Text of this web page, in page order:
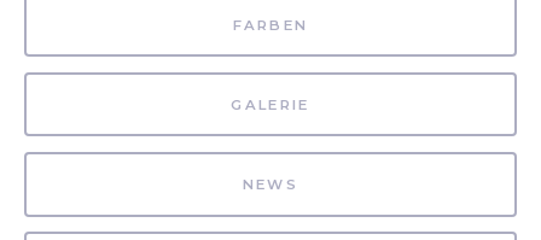
FARBEN
GALERIE
NEWS